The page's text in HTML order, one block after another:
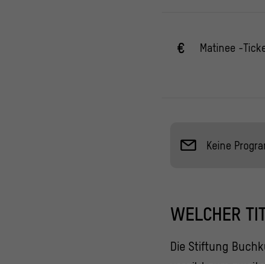
Matinee -
Keine
WELCHER
Die Stiftung